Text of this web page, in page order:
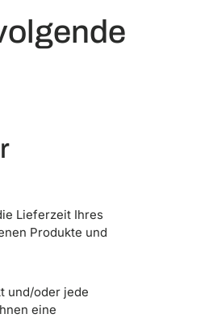
Lieferzeit Ihres
Produkte und
und/oder jede
eine